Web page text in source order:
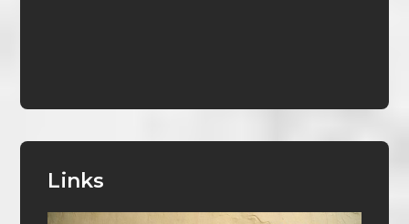
Links